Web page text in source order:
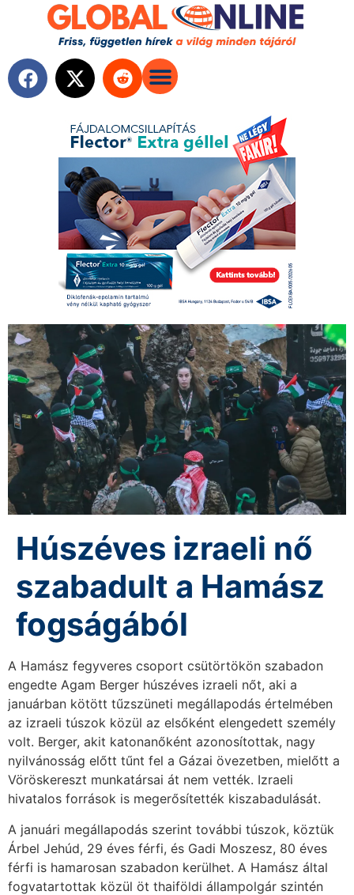
Húszéves izraeli nő
szabadult a Hamász
fogságából
A Hamász fegyveres csoport csütörtökön szabadon
engedte Agam Berger húszéves izraeli nőt, aki a
januárban kötött tűzszüneti megállapodás értelmében
az izraeli túszok közül az elsőként elengedett személy
volt. Berger, akit katonanőként azonosítottak, nagy
nyilvánosság előtt tűnt fel a Gázai övezetben, mielőtt a
Vöröskereszt munkatársai át nem vették. Izraeli
hivatalos források is megerősítették kiszabadulását.
A januári megállapodás szerint további túszok, köztük
Árbel Jehúd, 29 éves férfi, és Gadi Moszesz, 80 éves
férfi is hamarosan szabadon kerülhet. A Hamász által
fogvatartottak közül öt thaiföldi állampolgár szintén